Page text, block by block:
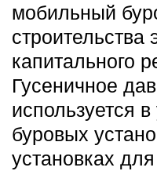
мобильный
капитального
Гусеничное
используется
буровых
установках